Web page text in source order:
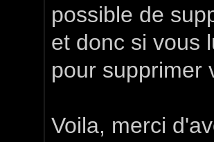
possible de
et donc si vous
pour supprimer
Voila, merci